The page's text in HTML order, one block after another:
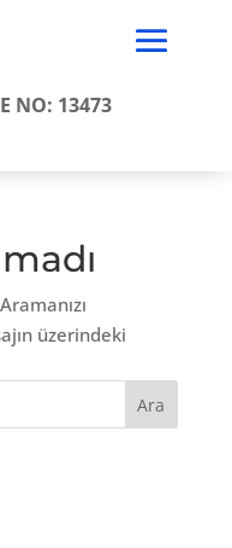
NO: 13473
üzerindeki
Ara